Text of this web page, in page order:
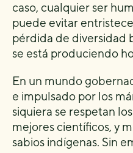
caso, cualquier ser
puede evitar
pérdida de diversidad
se está produciendo
En un mundo
e impulsado por los
siquiera se respetan
mejores científicos, y
sabios indígenas. Sin